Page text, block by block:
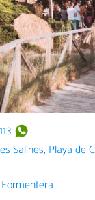
Salines, Playa de